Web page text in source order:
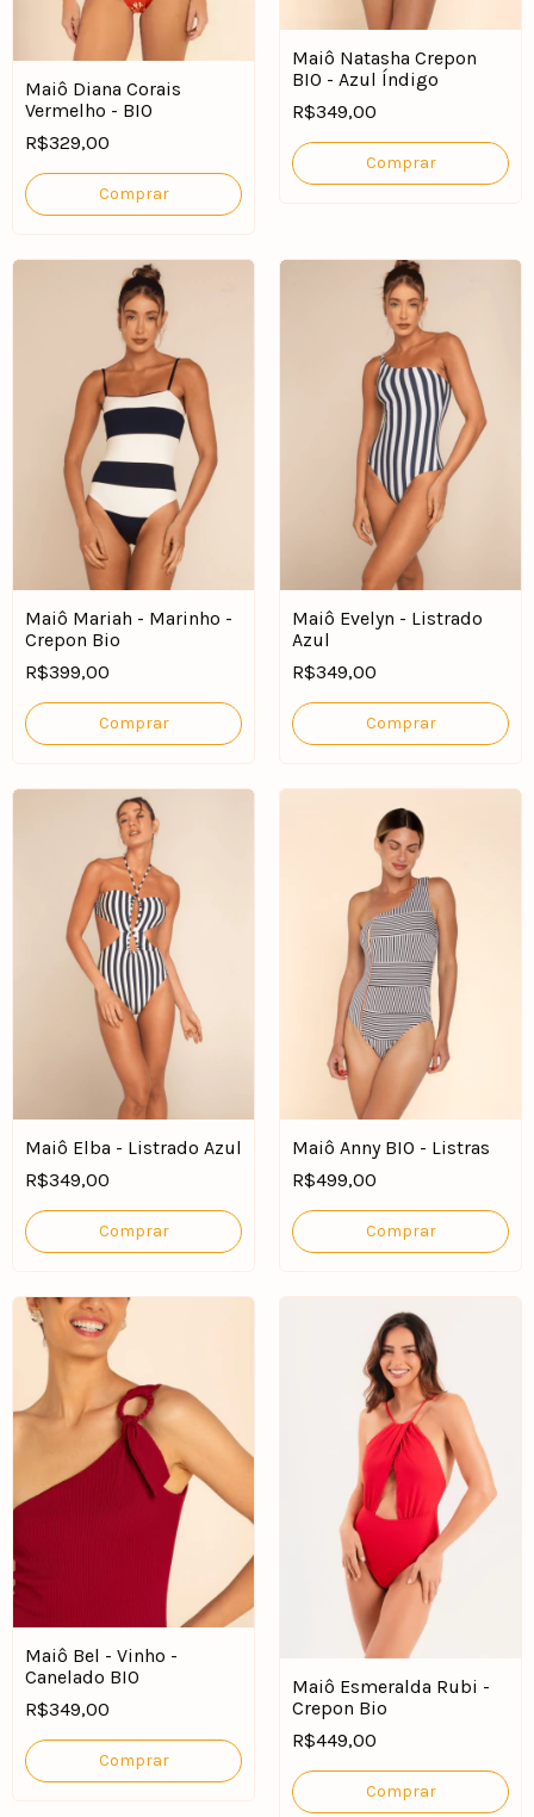
Maiô Diana Corais
Vermelho - BIO
R$329,00
Comprar
Maiô Natasha Crepon
BIO - Azul Índigo
R$349,00
Comprar
Maiô Mariah - Marinho -
Crepon Bio
R$399,00
Comprar
Maiô Evelyn - Listrado
Azul
R$349,00
Comprar
Maiô Elba - Listrado Azul
R$349,00
Comprar
Maiô Anny BIO - Listras
R$499,00
Comprar
Maiô Bel - Vinho -
Canelado BIO
R$349,00
Comprar
Maiô Esmeralda Rubi -
Crepon Bio
R$449,00
Comprar